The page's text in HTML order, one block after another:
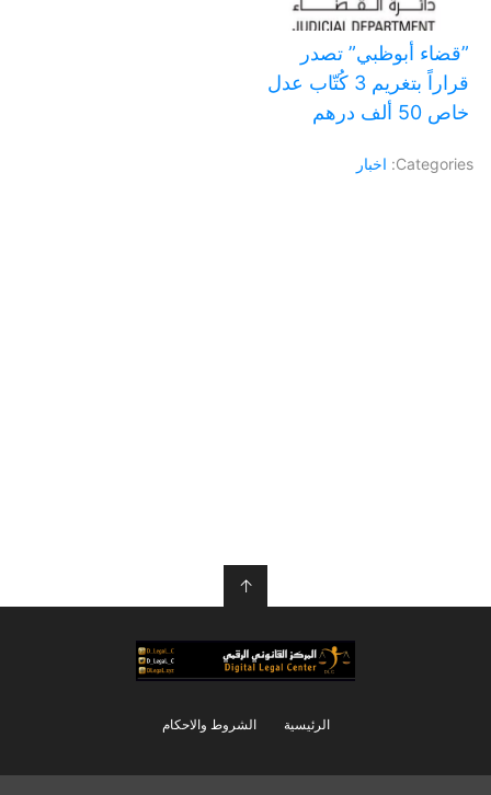
‏”قضاء أبوظبي” تصدر
قراراً بتغريم 3 كُتّاب عدل
خاص 50 ألف درهم
Categories: اخبار
↑
الرئيسية الشروط والاحكام